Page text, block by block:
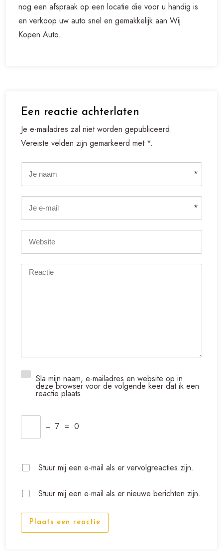
nog een afspraak op een locatie die voor u handig is
en verkoop uw auto snel en gemakkelijk aan Wij
Kopen Auto.
Een reactie achterlaten
Je e-mailadres zal niet worden gepubliceerd.
Vereiste velden zijn gemarkeerd met *.
*
*
Sla mijn naam, e-mailadres en website op in
deze browser voor de volgende keer dat ik een
reactie plaats.
− 7 = 0
Stuur mij een e-mail als er vervolgreacties zijn.
Stuur mij een e-mail als er nieuwe berichten zijn.
Plaats een reactie